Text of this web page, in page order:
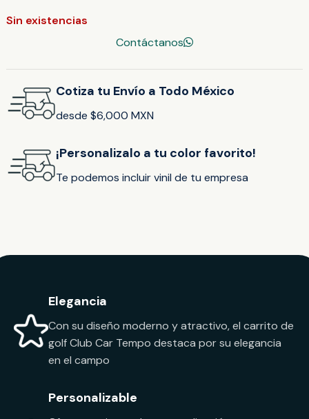
Sin existencias
Contáctanos
Cotiza tu Envío a Todo México
desde $6,000 MXN
¡Personalizalo a tu color favorito!
Te podemos incluir vinil de tu empresa
Elegancia
Con su diseño moderno y atractivo, el carrito de
golf Club Car Tempo destaca por su elegancia
en el campo
Personalizable